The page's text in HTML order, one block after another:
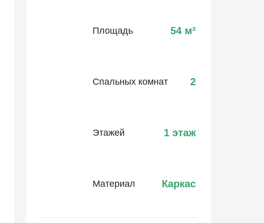
Площадь 54 м²
Спальных комнат 2
Этажей 1 этаж
Материал Каркас